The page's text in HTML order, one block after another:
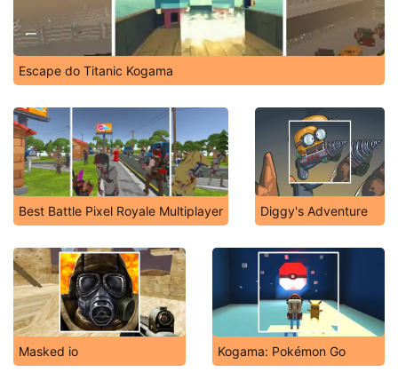
Escape do Titanic Kogama
Best Battle Pixel Royale Multiplayer Diggy's Adventure
Masked io Kogama: Pokémon Go